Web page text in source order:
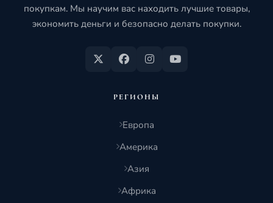
покупкам. Мы научим вас находить лучшие товары,
экономить деньги и безопасно делать покупки.
РЕГИОНЫ
Европа
Америка
Азия
Африка